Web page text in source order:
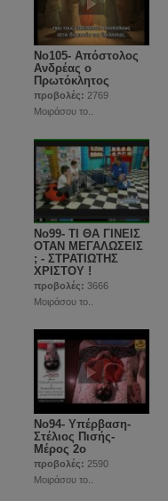
Νο105- Απόστολος
Ανδρέας ο
Πρωτόκλητος
προβολές: 2769
Μοιράσου το..
Νο99- ΤΙ ΘΑ ΓΙΝΕΙΣ
ΟΤΑΝ ΜΕΓΑΛΩΣΕΙΣ
; - ΣΤΡΑΤΙΩΤΗΣ
ΧΡΙΣΤΟΥ !
προβολές: 3666
Μοιράσου το..
Νο94- Υπέρβαση-
Στέλιος Πισής-
Μέρος 2ο
προβολές: 2590
Μοιράσου το..